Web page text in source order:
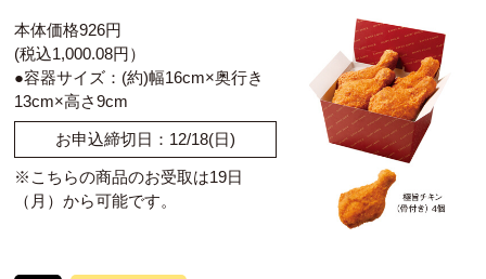
本体価格926円
(税込1,000.08円）
●容器サイズ：(約)幅16cm×奥行き
13cm×高さ9cm
お申込締切日：12/18(日)
※こちらの商品のお受取は19日
（月）から可能です。